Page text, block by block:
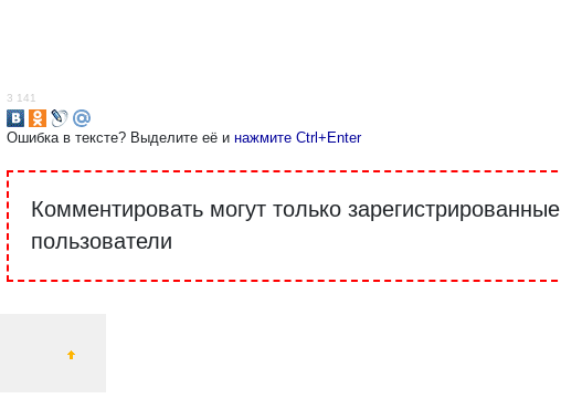
3 141
Ошибка в тексте? Выделите её и нажмите Ctrl+Enter
Комментировать могут только зарегистрированные
пользователи